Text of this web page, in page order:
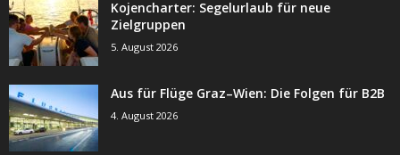
Kojencharter: Segelurlaub für neue
Zielgruppen
5. August 2026
Aus für Flüge Graz–Wien: Die Folgen für B2B
4. August 2026